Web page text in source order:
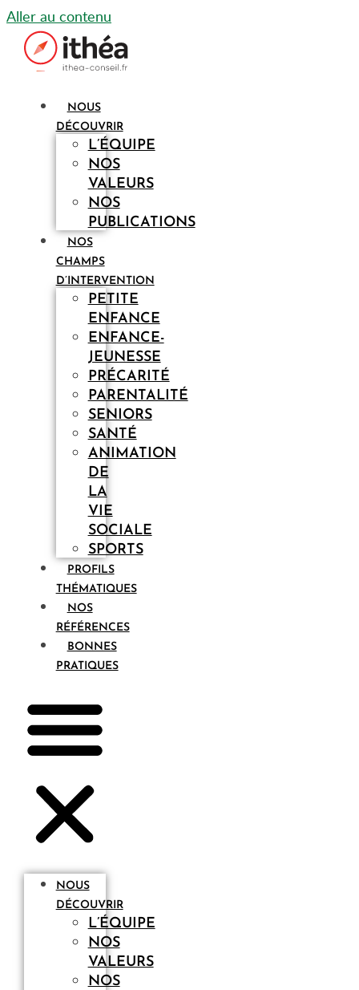
Aller au contenu
NOUS
DÉCOUVRIR
L’ÉQUIPE
NOS
VALEURS
NOS
PUBLICATIONS
NOS
CHAMPS
D’INTERVENTION
PETITE
ENFANCE
ENFANCE-
JEUNESSE
PRÉCARITÉ
PARENTALITÉ
SENIORS
SANTÉ
ANIMATION
DE
LA
VIE
SOCIALE
SPORTS
PROFILS
THÉMATIQUES
NOS
RÉFÉRENCES
BONNES
PRATIQUES
NOUS
DÉCOUVRIR
L’ÉQUIPE
NOS
VALEURS
NOS